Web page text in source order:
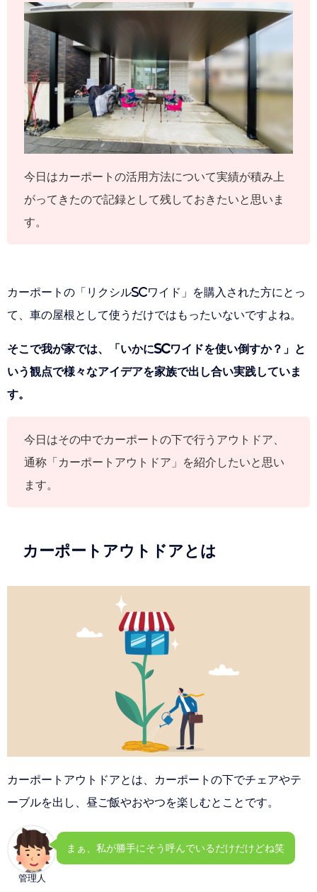
今日はカーポートの活用方法について実績が積み上
がってきたので記録として残しておきたいと思いま
す。
カーポートの「リクシルSCワイド」を購入された方にとっ
て、車の屋根として使うだけではもったいないですよね。
そこで我が家では、「いかにSCワイドを使い倒すか？」と
いう観点で様々なアイデアを家族で出し合い実践していま
す。
今日はその中でカーポートの下で行うアウトドア、
通称「カーポートアウトドア」を紹介したいと思い
ます。
カーポートアウトドアとは
カーポートアウトドアとは、カーポートの下でチェアやテ
ーブルを出し、昼ご飯やおやつを楽しむとことです。
管理人
まぁ、私が勝手にそう呼んでいるだけだけどね笑